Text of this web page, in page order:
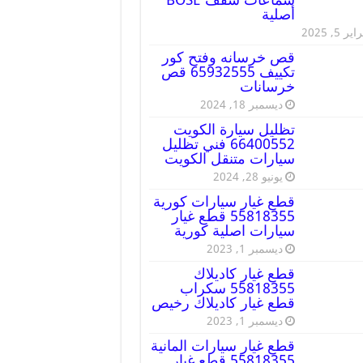
أصلية
5, 2025
قص خرسانه وفتح كور
تكييف 65932555 قص
خرسانات
ديسمبر 18, 2024
تظليل سيارة الكويت
66400552 فني تظليل
سيارات متنقل الكويت
يونيو 28, 2024
قطع غيار سيارات كورية
55818355 قطع غيار
سيارات اصلية كورية
ديسمبر 1, 2023
قطع غيار كاديلاك
55818355 سكراب
قطع غيار كاديلاك رخيص
ديسمبر 1, 2023
قطع غيار سيارات المانية